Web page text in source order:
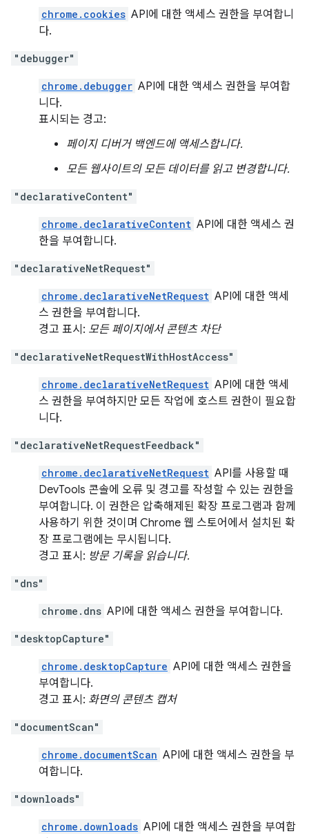
chrome.cookies API에 대한 액세스 권한을 부여합니
다.
"debugger"
chrome.debugger API에 대한 액세스 권한을 부여합
니다.
표시되는 경고:
페이지 디버거 백엔드에 액세스합니다.
모든 웹사이트의 모든 데이터를 읽고 변경합니다.
"declarativeContent"
chrome.declarativeContent API에 대한 액세스 권
한을 부여합니다.
"declarativeNetRequest"
chrome.declarativeNetRequest API에 대한 액세
스 권한을 부여합니다.
경고 표시: 모든 페이지에서 콘텐츠 차단
"declarativeNetRequestWithHostAccess"
chrome.declarativeNetRequest API에 대한 액세
스 권한을 부여하지만 모든 작업에 호스트 권한이 필요합
니다.
"declarativeNetRequestFeedback"
chrome.declarativeNetRequest API를 사용할 때
DevTools 콘솔에 오류 및 경고를 작성할 수 있는 권한을
부여합니다. 이 권한은 압축해제된 확장 프로그램과 함께
사용하기 위한 것이며 Chrome 웹 스토어에서 설치된 확
장 프로그램에는 무시됩니다.
경고 표시: 방문 기록을 읽습니다.
"dns"
chrome.dns API에 대한 액세스 권한을 부여합니다.
"desktopCapture"
chrome.desktopCapture API에 대한 액세스 권한을
부여합니다.
경고 표시: 화면의 콘텐츠 캡처
"documentScan"
chrome.documentScan API에 대한 액세스 권한을 부
여합니다.
"downloads"
chrome.downloads API에 대한 액세스 권한을 부여합